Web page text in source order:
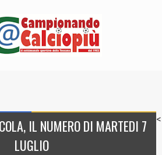
IL NUMERO DI MARTEDI 7
LUGLIO
<